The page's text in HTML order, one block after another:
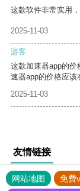
这款软件非常实用
2025-11-03
游客
这款加速器app的
速器app的价格应该
2025-11-03
友情链接
网站地图 免费